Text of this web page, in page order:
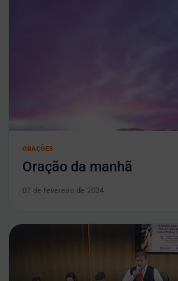
ORAÇÕES
Oração da manhã
07 de fevereiro de 2024